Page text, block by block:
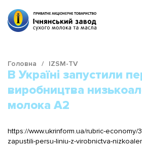
Головна IZSM-TV
В Україні запустили
виробництва
молока А2
https://www.ukrinform.ua/rubric-
zapustili-persu-liniu-z-virobnictva-